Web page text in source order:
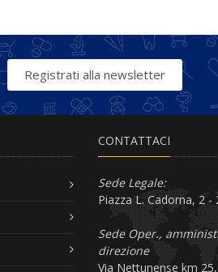
Registrati alla newsletter
CONTATTACI
Sede Legale:
Piazza L. Cadorna, 2
Sede Oper.,
direzione
Via Nettunense km